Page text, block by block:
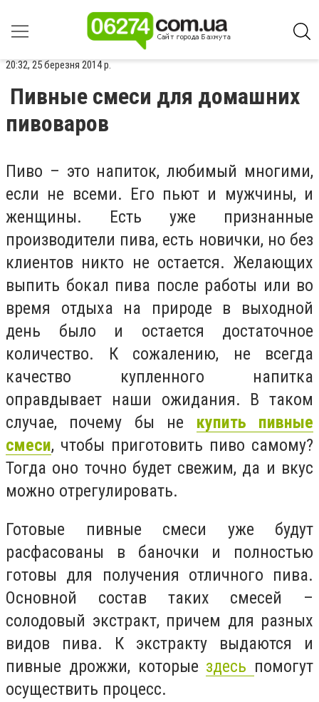
20:32, 25 березня 2014 р.
Пивные смеси для домашних
пивоваров
Пиво – это напиток, любимый многими,
если не всеми. Его пьют и мужчины, и
женщины. Есть уже признанные
производители пива, есть новички, но без
клиентов никто не остается. Желающих
выпить бокал пива после работы или во
время отдыха на природе в выходной
день было и остается достаточное
количество. К сожалению, не всегда
качество купленного напитка
оправдывает наши ожидания. В таком
случае, почему бы не купить пивные
смеси, чтобы приготовить пиво самому?
Тогда оно точно будет свежим, да и вкус
можно отрегулировать.
Готовые пивные смеси уже будут
расфасованы в баночки и полностью
готовы для получения отличного пива.
Основной состав таких смесей –
солодовый экстракт, причем для разных
видов пива. К экстракту выдаются и
пивные дрожжи, которые здесь помогут
осуществить процесс.